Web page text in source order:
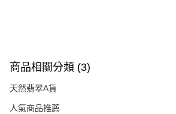
商品相關分類 (3)
天然翡翠A貨
人氣商品推薦